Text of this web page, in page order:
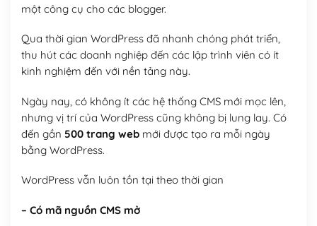
một công cụ cho các blogger.
Qua thời gian WordPress đã nhanh chóng phát triển,
thu hút các doanh nghiệp đến các lập trình viên có ít
kinh nghiệm đến với nền tảng này.
Ngày nay, có không ít các hệ thống CMS mới mọc lên,
nhưng vị trí của WordPress cũng không bị lung lay. Có
đến gần 500 trang webmới được tạo ra mỗi ngày
bằng WordPress.
WordPress vẫn luôn tồn tại theo thời gian
– Có mã nguồn CMS mở